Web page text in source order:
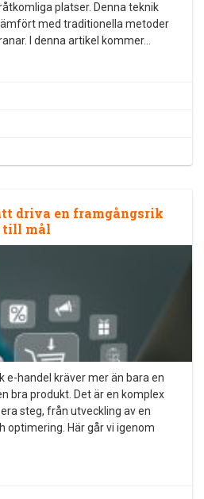
platser. Denna teknik
med traditionella metoder
I denna artikel kommer…
driva en framgångsrik
till mål
e-handel kräver mer än bara en
bra produkt. Det är en komplex
steg, från utveckling av en
optimering. Här går vi igenom